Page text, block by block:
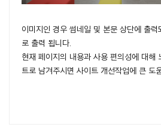
이미지인 경우 썸네일 및 본문 상단에 출
로 출력 됩니다.
현재 페이지의 내용과 사용 편의성에 대해
트로 남겨주시면 사이트 개선작업에 큰 도